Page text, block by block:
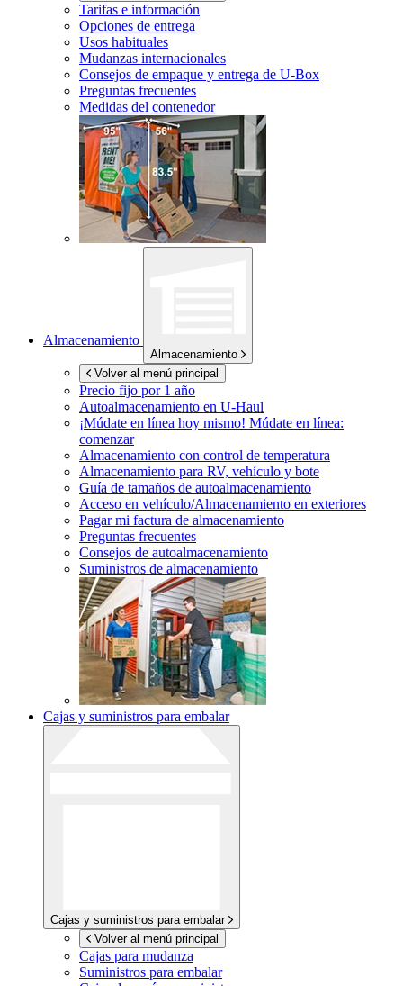
Tarifas e información
Opciones de entrega
Usos habituales
Mudanzas internacionales
Consejos de empaque y entrega de U-Box
Preguntas frecuentes
Medidas del contenedor
Almacenamiento
Almacenamiento
Volver al menú principal
Precio fijo por 1 año
Autoalmacenamiento en U-Haul
¡Múdate en línea hoy mismo! Múdate en línea:
comenzar
Almacenamiento con control de temperatura
Almacenamiento para RV, vehículo y bote
Guía de tamaños de autoalmacenamiento
Acceso en vehículo/Almacenamiento en exteriores
Pagar mi factura de almacenamiento
Preguntas frecuentes
Consejos de autoalmacenamiento
Suministros de almacenamiento
Cajas y suministros para embalar
Cajas y suministros para embalar
Volver al menú principal
Cajas para mudanza
Suministros para embalar